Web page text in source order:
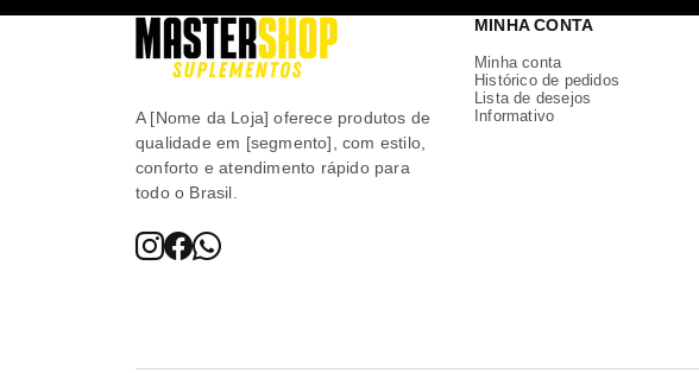
A [Nome da Loja] oferece produtos de
qualidade em [segmento], com estilo,
conforto e atendimento rápido para
todo o Brasil.
MINHA CONTA
Minha conta
Histórico de pedidos
Lista de desejos
Informativo